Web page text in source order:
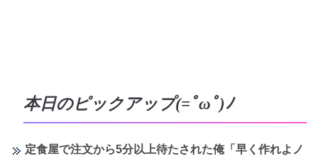
本日のピックアップ(=ﾟωﾟ)ﾉ
定食屋で注文から5分以上待たされた俺「早く作れよノ